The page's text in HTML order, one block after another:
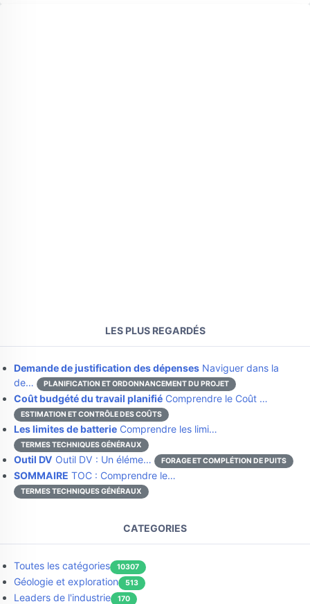
LES PLUS REGARDÉS
Demande de justification des dépenses Naviguer dans la
de…
PLANIFICATION ET ORDONNANCEMENT DU PROJET
Coût budgété du travail planifié Comprendre le Coût …
ESTIMATION ET CONTRÔLE DES COÛTS
Les limites de batterie Comprendre les limi…
TERMES TECHNIQUES GÉNÉRAUX
Outil DV Outil DV : Un éléme… FORAGE ET COMPLÉTION DE PUITS
SOMMAIRE TOC : Comprendre le…
TERMES TECHNIQUES GÉNÉRAUX
CATEGORIES
Toutes les catégories 10307
Géologie et exploration 513
Leaders de l'industrie 170